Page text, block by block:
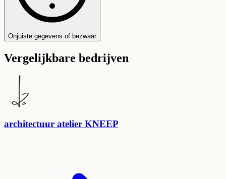
Onjuiste gegevens of bezwaar
Vergelijkbare bedrijven
architectuur atelier KNEEP